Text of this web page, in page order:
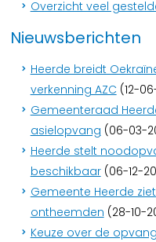
Overzicht veel
Nieuwsberichten
Heerde breidt
verkenning AZC (12-
Gemeenteraad
asielopvang (06-03-
Heerde stelt
beschikbaar(06-12-
Gemeente Heerde
ontheemden (28-10-
Keuze over de